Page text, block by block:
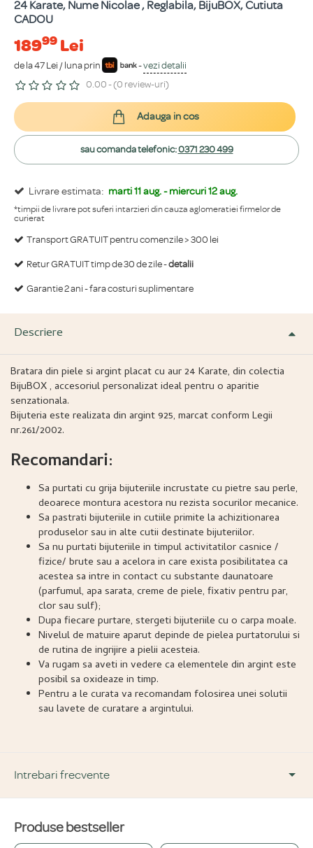
24 Karate, Nume Nicolae , Reglabila, BijuBOX, Cutiuta
CADOU
18999 Lei
de la 47 Lei / luna prin -vezi detalii
0.00 - (0 review-uri)
Livrare estimata: marti 11 aug. - miercuri 12 aug.
*timpii de livrare pot suferi intarzieri din cauza aglomeratiei firmelor de
curierat
Transport GRATUIT pentru comenzile > 300 lei
Retur GRATUIT timp de 30 de zile -detalii
Garantie 2 ani - fara costuri suplimentare
Adauga in cos
sau comanda telefonic:0371 230 499
Descriere
Bratara din piele si argint placat cu aur 24 Karate, din colectia
BijuBOX , accesoriul personalizat ideal pentru o aparitie
senzationala.
Bijuteria este realizata din argint 925, marcat conform Legii
nr.261/2002.
Recomandari:
Sa purtati cu grija bijuteriile incrustate cu pietre sau perle,
deoarece montura acestora nu rezista socurilor mecanice.
Sa pastrati bijuteriile in cutiile primite la achizitionarea
produselor sau in alte cutii destinate bijuteriilor.
Sa nu purtati bijuteriile in timpul activitatilor casnice /
fizice/ brute sau a acelora in care exista posibilitatea ca
acestea sa intre in contact cu substante daunatoare
(parfumul, apa sarata, creme de piele, fixativ pentru par,
clor sau sulf);
Dupa fiecare purtare, stergeti bijuteriile cu o carpa moale.
Nivelul de matuire aparut depinde de pielea purtatorului si
de rutina de ingrijire a pielii acesteia.
Va rugam sa aveti in vedere ca elementele din argint este
posibil sa oxideaze in timp.
Pentru a le curata va recomandam folosirea unei solutii
sau lavete de curatare a argintului.
Intrebari frecvente
DESPRE PRODUS ȘI MATERIALE
Produse bestseller